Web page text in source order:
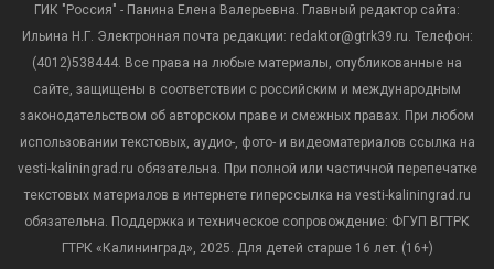
ГИК "Россия" - Панина Елена Валерьевна. Главный редактор сайта:
Ильина Н.Г. Электронная почта редакции: redaktor@gtrk39.ru. Телефон:
(4012)538444. Все права на любые материалы, опубликованные на
сайте, защищены в соответствии с российским и международным
законодательством об авторском праве и смежных правах. При любом
использовании текстовых, аудио-, фото- и видеоматериалов ссылка на
vesti-kaliningrad.ru обязательна. При полной или частичной перепечатке
текстовых материалов в интернете гиперссылка на vesti-kaliningrad.ru
обязательна. Поддержка и техническое сопровождение: ФГУП ВГТРК
ГТРК «Калининград», 2025. Для детей старше 16 лет. (16+)